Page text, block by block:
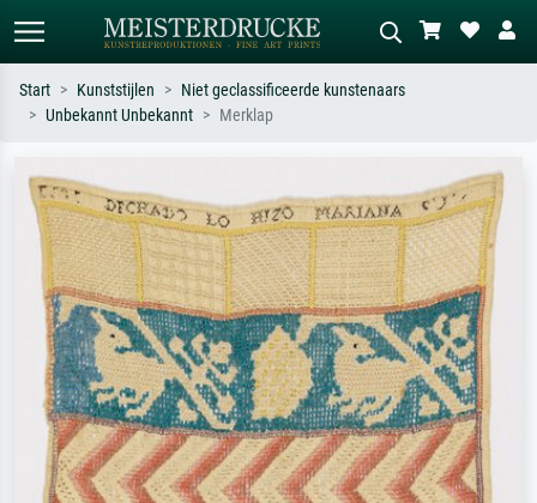
Zoek op kunstenaar, titel of stijl – bijv.
Monet, Sterrennacht, impressionisme,
Hokusai-golf, naakt.
Beschrijf de scène – bijv. groene
weide, abstract met veel rood, donker
olieverfschilderij, staand naakt naast
een boom.
Start Kunststijlen
Niet geclassificeerde kunstenaars
Unbekannt Unbekannt
Merklap